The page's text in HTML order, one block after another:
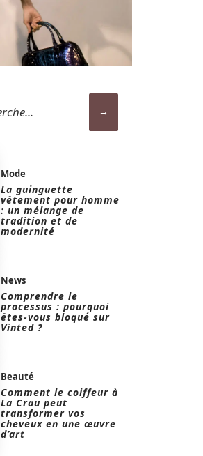
Mode
La guinguette
vêtement pour homme
: un mélange de
tradition et de
modernité
News
Comprendre le
processus : pourquoi
êtes-vous bloqué sur
Vinted ?
Beauté
Comment le coiffeur à
La Crau peut
transformer vos
cheveux en une œuvre
d’art